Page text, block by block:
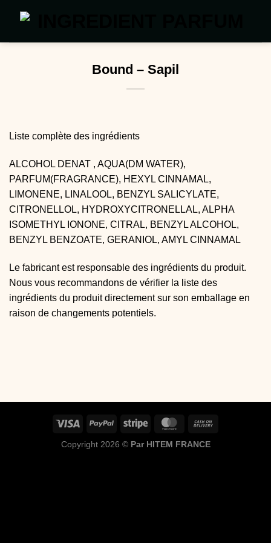
Bound – Sapil
Liste complète des ingrédients
ALCOHOL DENAT , AQUA(DM WATER),
PARFUM(FRAGRANCE), HEXYL CINNAMAL,
LIMONENE, LINALOOL, BENZYL SALICYLATE,
CITRONELLOL, HYDROXYCITRONELLAL, ALPHA
ISOMETHYL IONONE, CITRAL, BENZYL ALCOHOL,
BENZYL BENZOATE, GERANIOL, AMYL CINNAMAL
Le fabricant est responsable des ingrédients du produit.
Nous vous recommandons de vérifier la liste des
ingrédients du produit directement sur son emballage en
raison de changements potentiels.
Copyright 2026 © Par HITEM FRANCE